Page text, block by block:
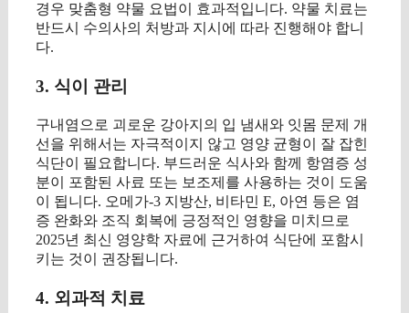
경우 맞춤형 약물 요법이 효과적입니다. 약물 치료는
반드시 수의사의 처방과 지시에 따라 진행해야 합니
다.
3. 식이 관리
구내염으로 괴로운 강아지의 입 냄새와 잇몸 문제 개
선을 위해서는 자극적이지 않고 영양 균형이 잘 잡힌
식단이 필요합니다. 부드러운 식사와 함께 항염증 성
분이 포함된 사료 또는 보조제를 사용하는 것이 도움
이 됩니다. 오메가-3 지방산, 비타민 E, 아연 등은 염
증 완화와 조직 회복에 긍정적인 영향을 미치므로
2025년 최신 영양학 자료에 근거하여 식단에 포함시
키는 것이 권장됩니다.
4. 외과적 치료